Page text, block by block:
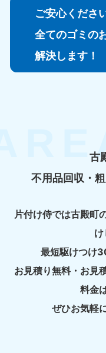
ご安心ください
全てのゴミの
解決します！
古
不用品回収・
片付け侍では古殿町
け
最短駆けつけ
お見積り無料・お見
料金
ぜひお気軽